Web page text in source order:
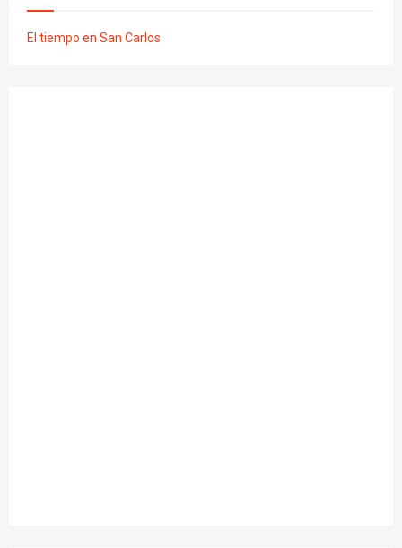
El tiempo en San Carlos